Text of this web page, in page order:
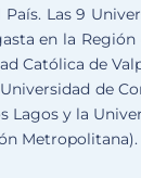
Las 9
en la
Católica de
de
Lagos y la
Metropolitana).